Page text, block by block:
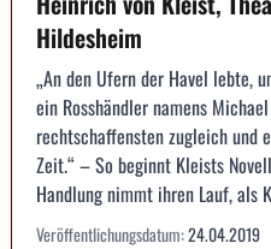
Hildesheim
„An den Ufern der Havel lebte,
ein Rosshändler namens
rechtschaffensten zugleich und
Zeit.“ – So beginnt Kleists
Handlung nimmt ihren Lauf, als
Veröffentlichungsdatum:24.04.2019